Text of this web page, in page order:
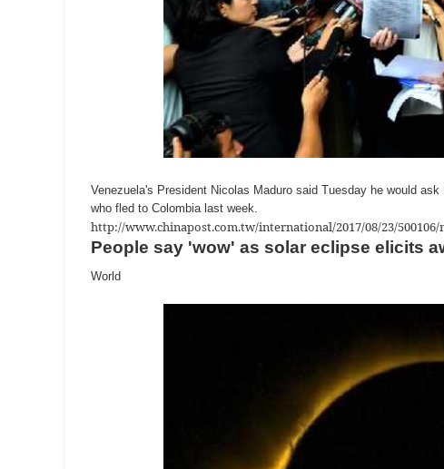
Venezuela's President Nicolas Maduro said Tuesday he would
who fled to Colombia last week.
http://www.chinapost.com.tw/international/2017/08/23/
People say 'wow' as solar eclipse elicits
World